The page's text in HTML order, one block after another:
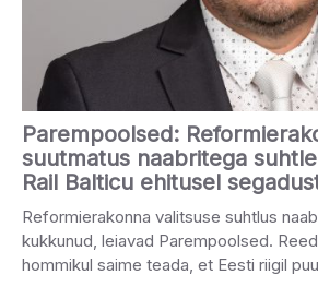
Parempoolsed:
suutmatus naabritega
Rail Balticu ehitusel
Reformierakonna valitsuse suhtlus
kukkunud, leiavad Parempoolsed.
hommikul saime teada, et Eesti riigil